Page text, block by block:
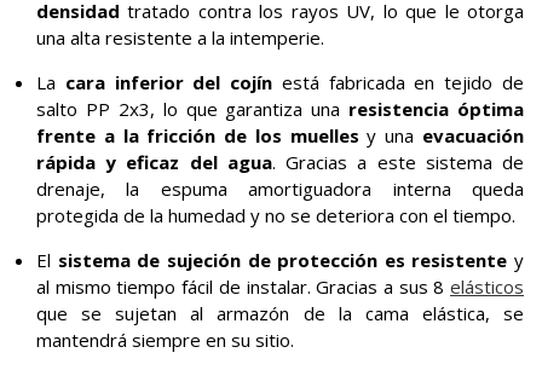
densidad tratado contra los rayos UV, lo que le otorga
una alta resistente a la intemperie.
La cara inferior del cojín está fabricada en tejido de
salto PP 2x3, lo que garantiza una resistencia óptima
frente a la fricción de los muelles y una evacuación
rápida y eficaz del agua. Gracias a este sistema de
drenaje, la espuma amortiguadora interna queda
protegida de la humedad y no se deteriora con el tiempo.
El sistema de sujeción de protección es resistente y
al mismo tiempo fácil de instalar. Gracias a sus 8 elásticos
que se sujetan al armazón de la cama elástica, se
mantendrá siempre en su sitio.